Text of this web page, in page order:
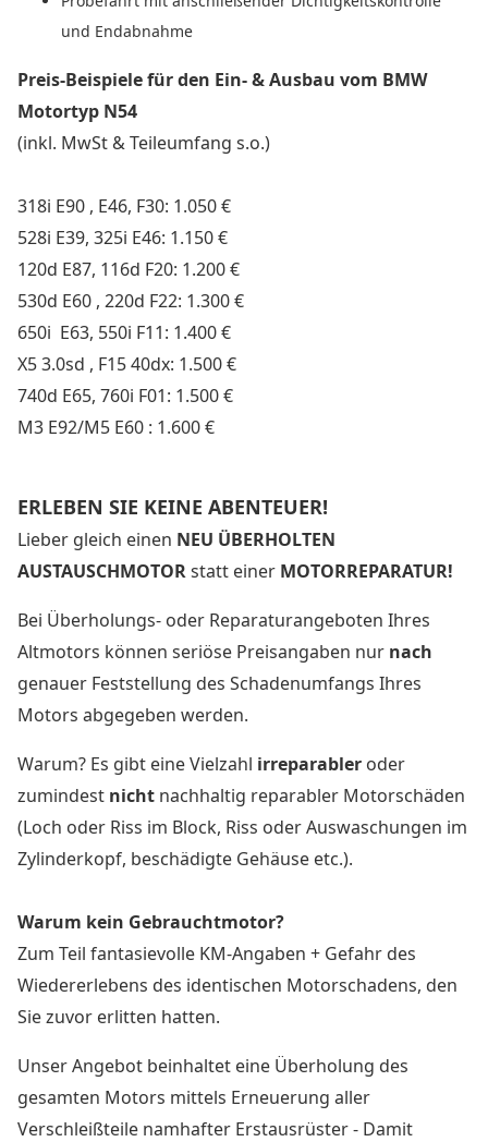
und Endabnahme
Preis-Beispiele für den Ein- & Ausbau vom BMW
Motortyp N54
(inkl. MwSt & Teileumfang s.o.)
318i E90 , E46, F30: 1.050 €
528i E39, 325i E46: 1.150 €
120d E87, 116d F20: 1.200 €
530d E60 , 220d F22: 1.300 €
650i E63, 550i F11: 1.400 €
X5 3.0sd , F15 40dx: 1.500 €
740d E65, 760i F01: 1.500 €
M3 E92/M5 E60 : 1.600 €
ERLEBEN SIE KEINE ABENTEUER!
Lieber gleich einen NEU ÜBERHOLTEN
AUSTAUSCHMOTORstatt einer MOTORREPARATUR!
Bei Überholungs- oder Reparaturangeboten Ihres
Altmotors können seriöse Preisangaben nur nach
genauer Feststellung des Schadenumfangs Ihres
Motors abgegeben werden.
Warum? Es gibt eine Vielzahl irreparabler oder
zumindest nicht nachhaltig reparabler Motorschäden
(Loch oder Riss im Block, Riss oder Auswaschungen im
Zylinderkopf, beschädigte Gehäuse etc.).
Warum kein Gebrauchtmotor?
Zum Teil fantasievolle KM-Angaben + Gefahr des
Wiedererlebens des identischen Motorschadens, den
Sie zuvor erlitten hatten.
Unser Angebot beinhaltet eine Überholung des
gesamten Motors mittels Erneuerung aller
Verschleißteile namhafter Erstausrüster - Damit